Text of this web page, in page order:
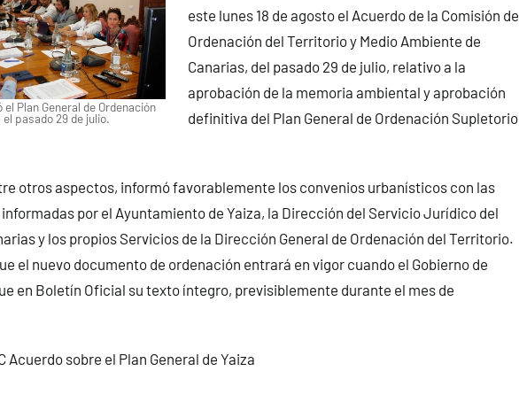
el Plan General de Ordenación
pasado 29 de julio.
este lunes 18 de agosto el Acuerdo de la Comisión de
Ordenación del Territorio y Medio Ambiente de
Canarias, del pasado 29 de julio, relativo a la
aprobación de la memoria ambiental y aprobación
definitiva del Plan General de Ordenación Supletorio
otros aspectos, informó favorablemente los convenios urbanísticos con las
por el Ayuntamiento de Yaiza, la Dirección del Servicio Jurídico del
y los propios Servicios de la Dirección General de Ordenación del Territorio.
el nuevo documento de ordenación entrará en vigor cuando el Gobierno de
en Boletín Oficial su texto íntegro, previsiblemente durante el mes de
Acuerdo sobre el Plan General de Yaiza